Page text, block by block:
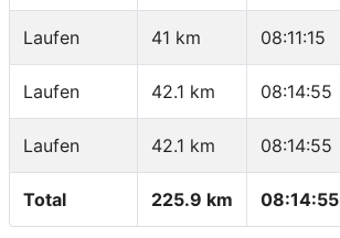
Laufen 41 km 08:11:15
Laufen 42.1 km 08:14:55
Laufen 42.1 km 08:14:55
Total 225.9 km 08:14:55